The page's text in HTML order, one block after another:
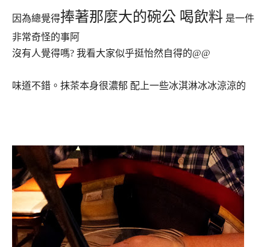
因為總覺得捧著那麼大的碗公 喝飲料 是一件
非常奇怪的事阿
沒有人覺得嗎? 我看大家似乎挺怡然自得的@@
味道不錯。抹茶本身很濃郁 配上一些冰淇淋冰冰涼涼的